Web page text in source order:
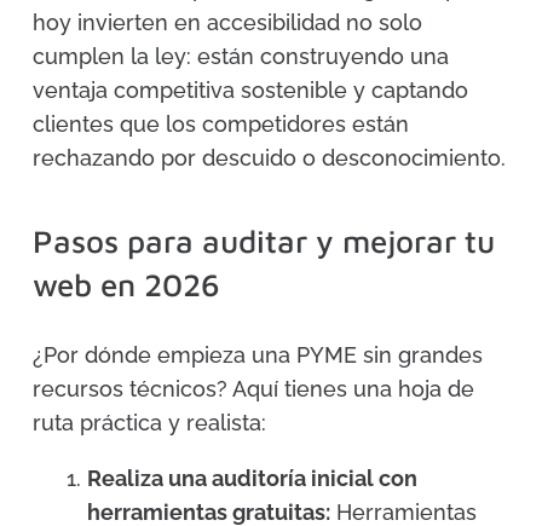
hoy invierten en accesibilidad no solo
cumplen la ley: están construyendo una
ventaja competitiva sostenible y captando
clientes que los competidores están
rechazando por descuido o desconocimiento.
Pasos para auditar y mejorar tu
web en 2026
¿Por dónde empieza una PYME sin grandes
recursos técnicos? Aquí tienes una hoja de
ruta práctica y realista:
Realiza una auditoría inicial con
herramientas gratuitas: Herramientas